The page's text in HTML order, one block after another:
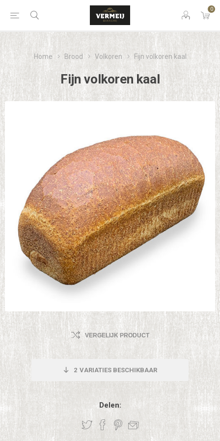
0
Home Brood Volkoren Fijn volkoren kaal
Fijn volkoren kaal
VERGELIJK PRODUCT
2 VARIATIES BESCHIKBAAR
Delen: